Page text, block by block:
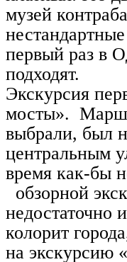
музей
первый раз в
подходят.
Экскурсия
мосты».
выбрали, был
центральным
время как-бы
обзорной
недостаточно
колорит
на экскурсию